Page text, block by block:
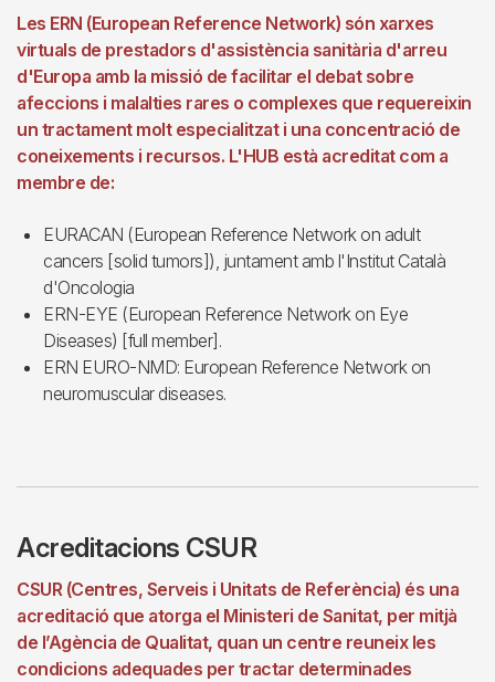
Les ERN (European Reference Network) són xarxes
virtuals de prestadors d'assistència sanitària d'arreu
d'Europa amb la missió de facilitar el debat sobre
afeccions i malalties rares o complexes que requereixin
un tractament molt especialitzat i una concentració de
coneixements i recursos. L'HUB està acreditat com a
membre de:
EURACAN (European Reference Network on adult
cancers [solid tumors]), juntament amb l'Institut Català
d'Oncologia
ERN-EYE (European Reference Network on Eye
Diseases) [full member].
ERN EURO-NMD: European Reference Network on
neuromuscular diseases.
Acreditacions CSUR
CSUR (Centres, Serveis i Unitats de Referència) és una
acreditació que atorga el Ministeri de Sanitat, per mitjà
de l’Agència de Qualitat, quan un centre reuneix les
condicions adequades per tractar determinades